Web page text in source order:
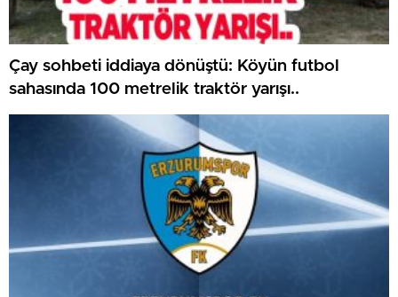
Çay sohbeti iddiaya dönüştü: Köyün futbol
sahasında 100 metrelik traktör yarışı..